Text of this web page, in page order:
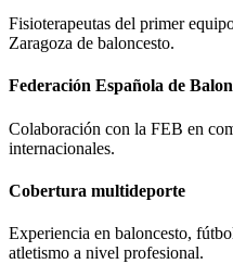
Fisioterapeutas del primer
Zaragoza de baloncesto.
Federación Española de
Colaboración con la FEB en
internacionales.
Cobertura multideporte
Experiencia en baloncesto,
atletismo a nivel profesional.